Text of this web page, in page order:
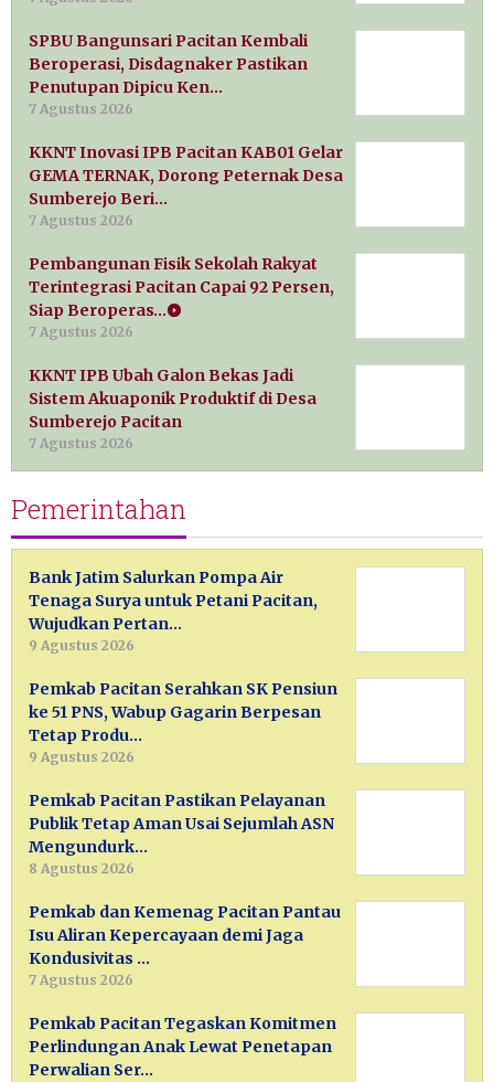
SPBU Bangunsari Pacitan Kembali
Beroperasi, Disdagnaker Pastikan
Penutupan Dipicu Ken…
7 Agustus 2026
KKNT Inovasi IPB Pacitan KAB01 Gelar
GEMA TERNAK, Dorong Peternak Desa
Sumberejo Beri…
7 Agustus 2026
Pembangunan Fisik Sekolah Rakyat
Terintegrasi Pacitan Capai 92 Persen,
Siap Beroperas…
7 Agustus 2026
KKNT IPB Ubah Galon Bekas Jadi
Sistem Akuaponik Produktif di Desa
Sumberejo Pacitan
7 Agustus 2026
Pemerintahan
Bank Jatim Salurkan Pompa Air
Tenaga Surya untuk Petani Pacitan,
Wujudkan Pertan…
9 Agustus 2026
Pemkab Pacitan Serahkan SK Pensiun
ke 51 PNS, Wabup Gagarin Berpesan
Tetap Produ…
9 Agustus 2026
Pemkab Pacitan Pastikan Pelayanan
Publik Tetap Aman Usai Sejumlah ASN
Mengundurk…
8 Agustus 2026
Pemkab dan Kemenag Pacitan Pantau
Isu Aliran Kepercayaan demi Jaga
Kondusivitas …
7 Agustus 2026
Pemkab Pacitan Tegaskan Komitmen
Perlindungan Anak Lewat Penetapan
Perwalian Ser…